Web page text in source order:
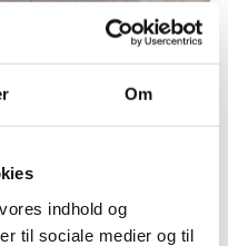
Om
indhold og
til sociale medier og til
Vinyl - 6233B